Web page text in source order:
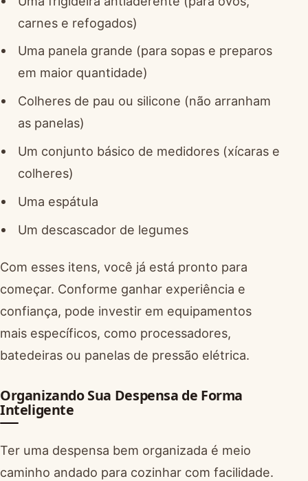
carnes e refogados)
Uma panela grande (para sopas e preparos
em maior quantidade)
Colheres de pau ou silicone (não arranham
as panelas)
Um conjunto básico de medidores (xícaras e
colheres)
Uma espátula
Um descascador de legumes
Com esses itens, você já está pronto para
começar. Conforme ganhar experiência e
confiança, pode investir em equipamentos
mais específicos, como processadores,
batedeiras ou panelas de pressão elétrica.
Organizando Sua Despensa de Forma
Inteligente
Ter uma despensa bem organizada é meio
caminho andado para cozinhar com facilidade.